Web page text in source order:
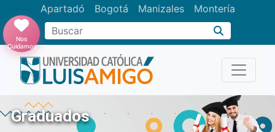
Apartadó Bogotá Manizales Montería
Buscar
Nos
Cuidamos
Graduados